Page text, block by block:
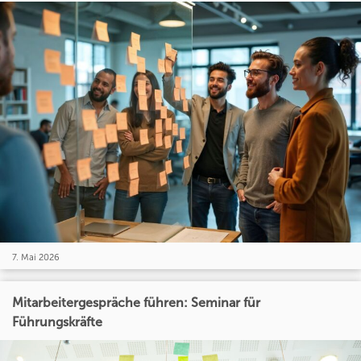
7. Mai 2026
Mitarbeitergespräche führen: Seminar für
Führungskräfte